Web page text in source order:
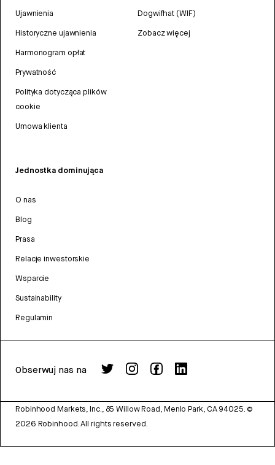
Ujawnienia
Historyczne ujawnienia
Harmonogram opłat
Prywatność
Polityka dotycząca plików
cookie
Umowa klienta
Dogwifhat (WIF)
Zobacz więcej
Jednostka dominująca
O nas
Blog
Prasa
Relacje inwestorskie
Wsparcie
Sustainability
Regulamin
Obserwuj nas na
Robinhood Markets, Inc., 85 Willow Road, Menlo Park, CA 94025. ©
2026 Robinhood. All rights reserved.